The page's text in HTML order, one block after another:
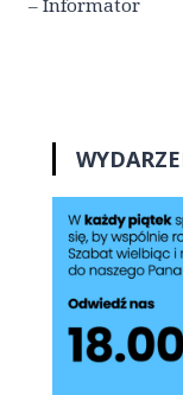
– Informator